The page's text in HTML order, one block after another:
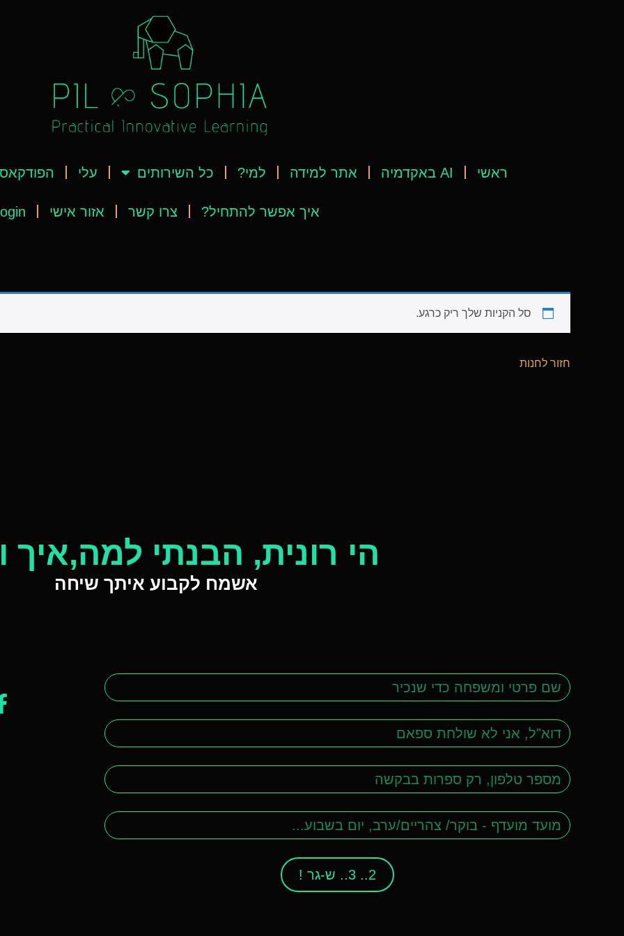
ראשי AI באקדמיה אתר למידה למי? כל השירותים עלי
איך אפשר להתחיל? צרו קשר אזור אישי
סל הקניות שלך ריק כרגע.
חזור לחנות
הי רונית, הבנתי למה,איך
אשמח לקבוע איתך שיחה
2.. 3.. ש-גר !